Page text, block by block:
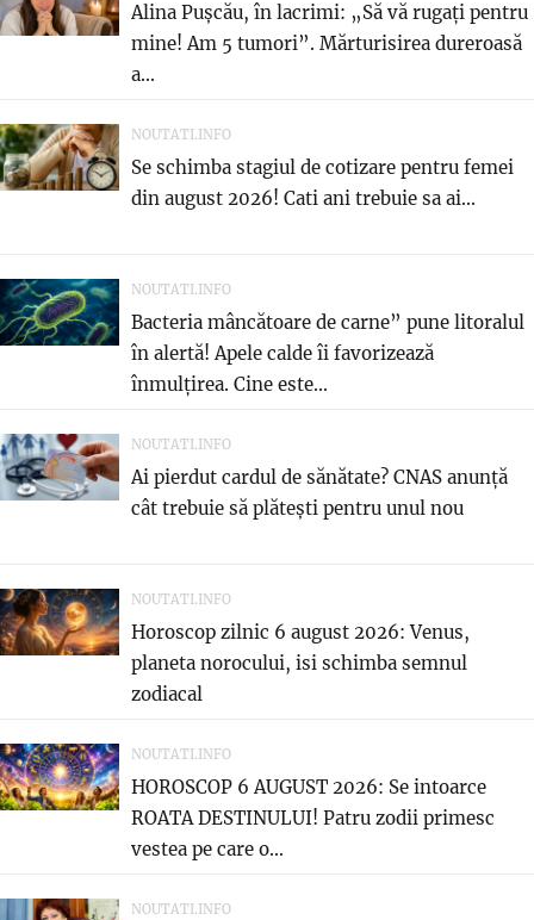
Alina Pușcău, în lacrimi: „Să vă rugați pentru
mine! Am 5 tumori”. Mărturisirea dureroasă
a...
NOUTATI.INFO
Se schimba stagiul de cotizare pentru femei
din august 2026! Cati ani trebuie sa ai...
NOUTATI.INFO
Bacteria mâncătoare de carne” pune litoralul
în alertă! Apele calde îi favorizează
înmulțirea. Cine este...
NOUTATI.INFO
Ai pierdut cardul de sănătate? CNAS anunță
cât trebuie să plătești pentru unul nou
NOUTATI.INFO
Horoscop zilnic 6 august 2026: Venus,
planeta norocului, isi schimba semnul
zodiacal
NOUTATI.INFO
HOROSCOP 6 AUGUST 2026: Se intoarce
ROATA DESTINULUI! Patru zodii primesc
vestea pe care o...
NOUTATI.INFO